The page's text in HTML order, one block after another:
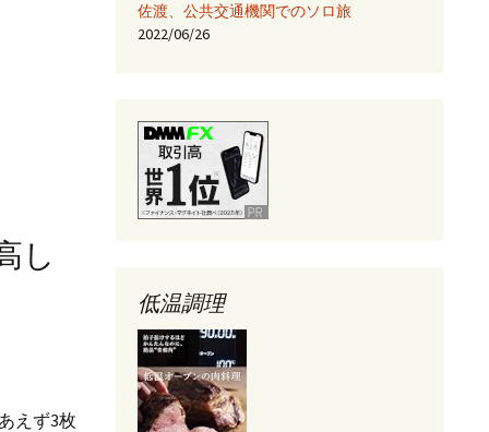
eclipse -乗り換え→
NetBeans
し
えず3枚
佐渡、公共交通機関でのソロ旅
2022/06/26
低温調理